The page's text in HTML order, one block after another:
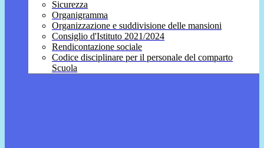
Sicurezza
Organigramma
Organizzazione e suddivisione delle mansioni
Consiglio d'Istituto 2021/2024
Rendicontazione sociale
Codice disciplinare per il personale del comparto
Scuola